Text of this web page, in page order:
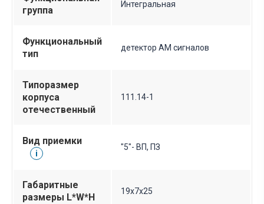
группа
Интегральная
Функциональный
тип
детектор АМ сигналов
Типоразмер
корпуса
отечественный
111.14-1
Вид приемки
i
"5"- ВП, ПЗ
Габаритные
размеры L*W*H
19х7х25